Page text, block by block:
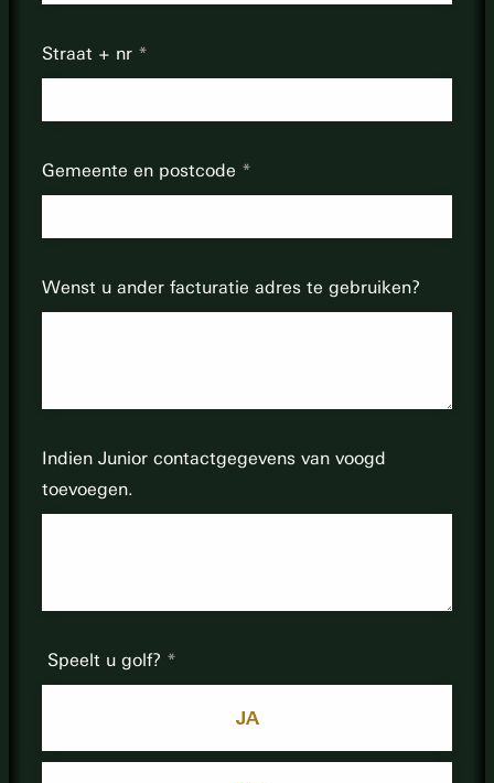
Straat + nr
Gemeente en postcode
Wenst u ander facturatie adres te gebruiken?
Indien Junior contactgegevens van voogd
toevoegen.
Speelt u golf?
JA